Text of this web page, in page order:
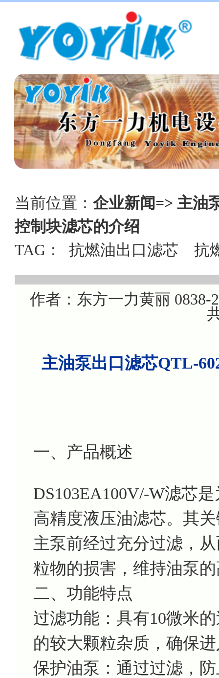
当前位置： 企业新闻=> 主油
控制块滤芯的介绍
TAG： 抗燃油出口滤芯 抗
作者：东方一力黄丽
主油泵出口滤芯QTL-
一、产品概述
DS103EA100V/-W滤芯
高精度液压油滤芯。其
主泵前经过充分过滤，
粒物的损害，维持油泵
二、功能特点
过滤功能：具有10微米
的较大颗粒杂质，确保
保护油泵：通过过滤，